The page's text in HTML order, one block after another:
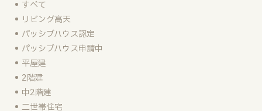
すべて
リビング高天
パッシブハウス認定
パッシブハウス申請中
平屋建
2階建
中2階建
二世帯住宅